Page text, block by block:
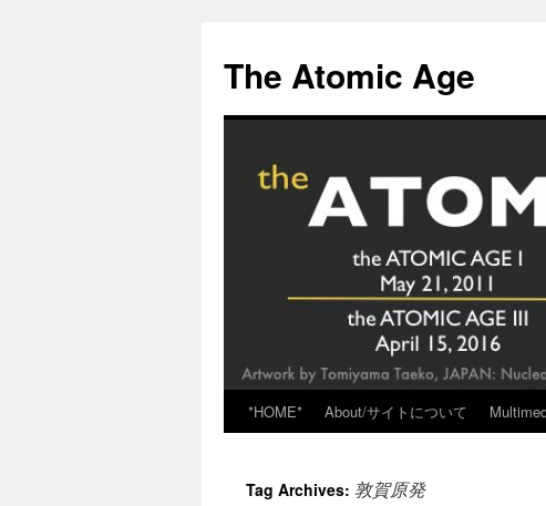
content
The Atomic Age
*HOME* About/サイトについて
Tag Archives: 敦賀原発